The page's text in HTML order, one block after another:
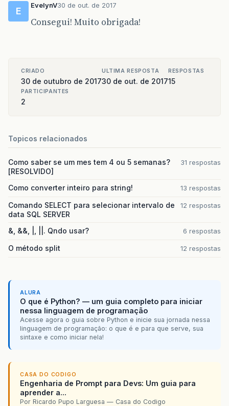
	 */
protected void service
"dd' de 'MMMMM' de 'yyyy"
System.out .println ( formatador
ServletOutputStream out resp.
resp. setHeader( "Content-Disposition",
out .
E
EvelynV30 de out. de 2017
Consegui! Muito obrigada!
CRIADO
30 de outubro de 2017
ULTIMA RESPOSTA
30 de out. de 2017
RESPOSTAS
15
PARTICIPANTES
2
Topicos relacionados
Como saber se um mes tem 4 ou 5 semanas?
[RESOLVIDO]
31 respostas
Como converter inteiro para string! 13 respostas
Comando SELECT para selecionar intervalo de
data SQL SERVER
12 respostas
&, &&, |, ||. Qndo usar? 6 respostas
O método split 12 respostas
ALURA
O que é Python? — um guia completo para iniciar
nessa linguagem de programação
Acesse agora o guia sobre Python e inicie sua jornada nessa
linguagem de programação: o que é e para que serve, sua
sintaxe e como iniciar nela!
CASA DO CODIGO
Engenharia de Prompt para Devs: Um guia para
aprender a...
Por Ricardo Pupo Larguesa — Casa do Codigo